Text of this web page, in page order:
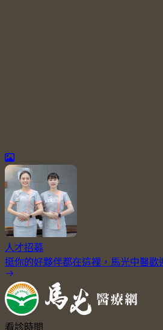
人才招募
挺你的好夥伴都在這裡，馬光中醫歡
看診時間